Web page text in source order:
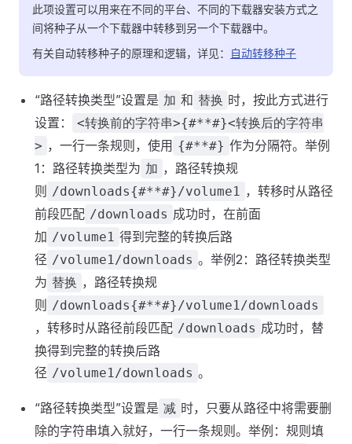
此项设置可以用来在不同的平台、不同的下载器安装方式之
间将种子从一个下载器中转移到另一个下载器中。
有关自动转移种子的原理和逻辑，详见：
自动转移种子
“路径转换类型”设置是 加 和 替换 时，按此方式进行
设置：
<转换前的字符串>{#**#}<转换后的字符串
> ，一行一条规则，使用 {#**#} 作为分隔符。举例
1：路径转换类型为 加 ，路径转换规
则 /downloads{#**#}/volume1 ，转移时从路径
前段匹配 /downloads 成功时，在前面
加 /volume1 得到完整的转换后路
径 /volume1/downloads 。举例2：路径转换类型
为 替换 ，路径转换规
则 /downloads{#**#}/volume1/downloads
，转移时从路径前段匹配 /downloads 成功时，替
换得到完整的转换后路
径 /volume1/downloads 。
“路径转换类型”设置是 减 时，只要从路径中将需要删
除的字符串填入就好，一行一条规则。举例：规则填